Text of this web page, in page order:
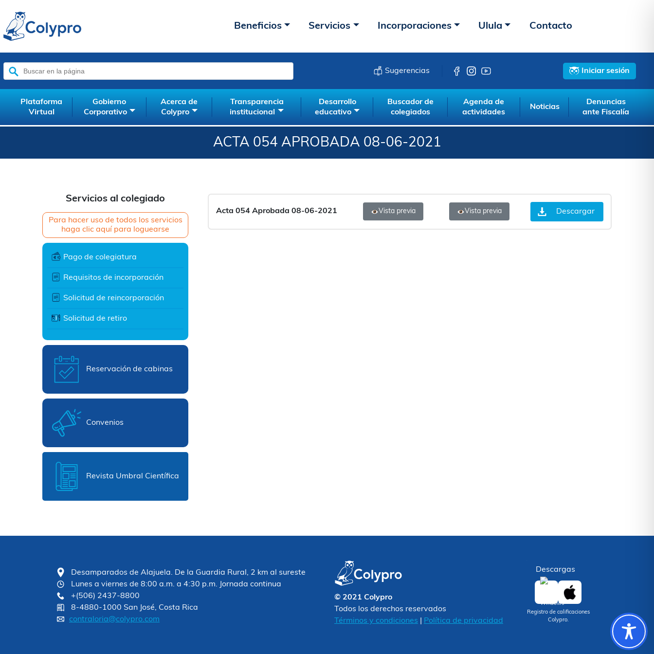
Beneficios Servicios Incorporaciones Ulula Contacto
Buscar:
Sugerencias Iniciar sesión
Plataforma
Virtual
Gobierno
Corporativo
Acerca de
Colypro
Transparencia
institucional
Desarrollo
educativo
Buscador de
colegiados
Agenda de
actividades
Noticias
Denuncias
ante Fiscalía
ACTA 054 APROBADA 08-06-2021
Servicios al colegiado
Para hacer uso de todos los servicios
haga clic aquí para loguearse
Pago de colegiatura
Requisitos de incorporación
Solicitud de reincorporación
Solicitud de retiro
Reservación de cabinas
Convenios
Revista Umbral Científica
Acta 054 Aprobada 08-06-2021 Vista previa Vista previa Descargar
Desamparados de Alajuela. De la Guardia Rural, 2 km al sureste
Lunes a viernes de 8:00 a.m. a 4:30 p.m. Jornada continua
+(506) 2437-8800
8-4880-1000 San José, Costa Rica
contraloria@colypro.com
© 2021 Colypro
Todos los derechos reservados
Términos y condiciones
Política de privacidad
Descargas
Registro de calificaciones
Colypro.